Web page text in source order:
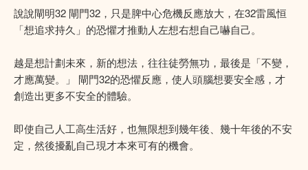
說說閘明32 閘門32，只是脾中心危機反應放大，在32雷風恒
「想追求持久」的恐懼才推動人左想右想自己嚇自己。
越是想計劃未來，新的想法，往往徒勞無功，最後是「不變，
才應萬變。」 閘門32的恐懼反應，使人頭腦想要安全感，才
創造出更多不安全的體驗。
即使自己人工高生活好，也無限想到幾年後、幾十年後的不安
定，然後擾亂自己現才本來可有的機會。